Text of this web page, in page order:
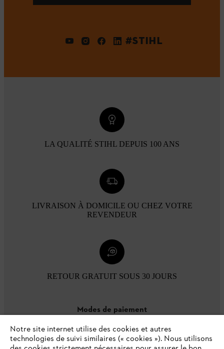
#STIHL
LA QUALITÉ STIHL DEPUIS 100 ANS
LIVRAISON À DOMICILE OU CHEZ VOTRE
REVENDEUR
RETOUR GRATUIT SOUS 30 JOURS
Modes de paiement
Notre site internet utilise des cookies et autres
technologies de suivi similaires (« cookies »). Nous utilisons